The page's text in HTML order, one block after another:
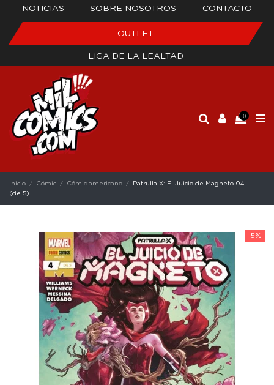
NOTICIAS SOBRE NOSOTROS CONTACTO
OUTLET
LIGA DE LA LEALTAD
0
Inicio Cómic Cómic americano
Patrulla-X: El Juicio de Magneto 04
(de 5)
-5%